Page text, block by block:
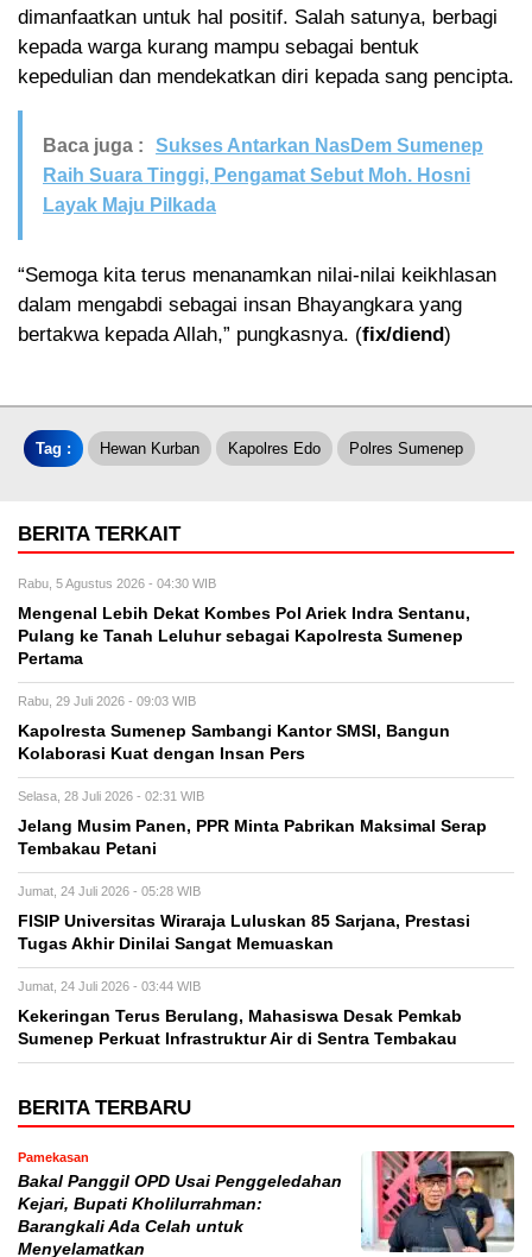
dimanfaatkan untuk hal positif. Salah satunya, berbagi
kepada warga kurang mampu sebagai bentuk
kepedulian dan mendekatkan diri kepada sang pencipta.
Baca juga :
Sukses Antarkan NasDem Sumenep
Raih Suara Tinggi, Pengamat Sebut Moh. Hosni
Layak Maju Pilkada
“Semoga kita terus menanamkan nilai-nilai keikhlasan
dalam mengabdi sebagai insan Bhayangkara yang
bertakwa kepada Allah,” pungkasnya. (fix/diend)
Tag : Hewan Kurban Kapolres Edo Polres Sumenep
BERITA TERKAIT
Rabu, 5 Agustus 2026 - 04:30 WIB
Mengenal Lebih Dekat Kombes Pol Ariek Indra Sentanu,
Pulang ke Tanah Leluhur sebagai Kapolresta Sumenep
Pertama
Rabu, 29 Juli 2026 - 09:03 WIB
Kapolresta Sumenep Sambangi Kantor SMSI, Bangun
Kolaborasi Kuat dengan Insan Pers
Selasa, 28 Juli 2026 - 02:31 WIB
Jelang Musim Panen, PPR Minta Pabrikan Maksimal Serap
Tembakau Petani
Jumat, 24 Juli 2026 - 05:28 WIB
FISIP Universitas Wiraraja Luluskan 85 Sarjana, Prestasi
Tugas Akhir Dinilai Sangat Memuaskan
Jumat, 24 Juli 2026 - 03:44 WIB
Kekeringan Terus Berulang, Mahasiswa Desak Pemkab
Sumenep Perkuat Infrastruktur Air di Sentra Tembakau
BERITA TERBARU
Pamekasan
Bakal Panggil OPD Usai Penggeledahan
Kejari, Bupati Kholilurrahman:
Barangkali Ada Celah untuk
Menyelamatkan